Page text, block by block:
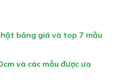
bảng giá và top 7 mẫu
và các mẫu được ưa